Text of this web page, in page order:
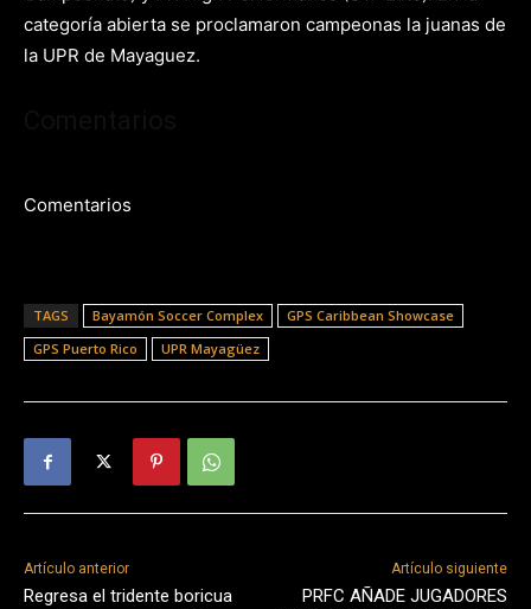
categoría abierta se proclamaron campeonas la juanas de
la UPR de Mayaguez.
Comentarios
TAGS Bayamón Soccer Complex
GPS Caribbean Showcase
GPS Puerto Rico
UPR Mayagüez
Artículo anterior
Regresa el tridente boricua
Artículo siguiente
PRFC AÑADE JUGADORES